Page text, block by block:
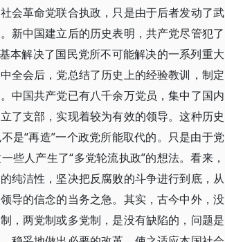
会革命党联合执政，只是由于后者发动了武
新中国建立后的历史表明，共产党尽管犯了
本解决了国民党所不可能解决的一系列重大
全会后，党总结了历史上的经验教训，制定
中国共产党已有八千余万党员，集中了国内
了支部，实现着较为有效的领导。这种历史
是“再造”一个政党所能取代的。只是由于党
些人产生了“多党轮流执政”的想法。看来，
纯洁性，坚决把反腐败的斗争进行到底，从
导的信念的当务之急。其实，古今中外，没
，两党制或多党制，是没有缺陷的，问题是